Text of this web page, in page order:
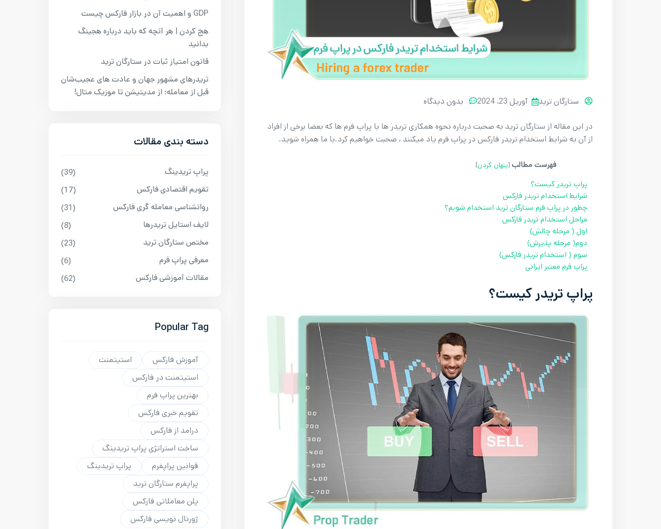
ستارگان ترید آوریل 23, 2024 بدون دیدگاه
در این مقاله از ستارگان ترید به صحبت درباره نحوه همکاری تریدر ها با پراپ فرم ها که بعضا برخی از افراد
از آن به شرایط استخدام تریدر فارکس در پراپ فرم یاد میکنند ، صحبت خواهیم کرد.با ما همراه شوید.
فهرست مطالب [پنهان کردن]
پراپ تریدر کیست؟
شرایط استخدام تریدر فارکس
چطور در پراپ فرم ستارگان ترید استخدام شویم؟
مراحل استخدام تریدر فارکس
اول ( مرحله چالش)
دوم( مرحله پذیرش)
سوم ( استخدام تریدر فارکس)
پراپ فرم معتبر ایرانی
پراپ تریدر کیست؟
GDP و اهمیت آن در بازار فارکس چیست
هج کردن | هر آنچه که باید درباره هجینگ
بدانید
قانون امتیاز ثبات در ستارگان ترید
تریدرهای مشهور جهان و عادت‌ های عجیب‌شان
قبل از معامله: از مدیتیشن تا موزیک متال!
دسته بندی مقالات
پراپ تریدینگ
(39)
تقویم اقتصادی فارکس
(17)
روانشناسی معامله گری فارکس
(31)
لایف استایل تریدرها
(8)
مختص ستارگان ترید
(23)
معرفی پراپ فرم
(6)
مقالات آموزشی فارکس
(62)
Popular Tag
آموزش فارکس
استیتمنت
استیتمنت در فارکس
بهترین پراپ فرم
تقویم خبری فارکس
درامد از فارکس
ساخت استراتژی پراپ تریدینگ
قوانین پراپفرم
پراپ تریدینگ
پراپفرم ستارگان ترید
پلن معاملاتی فارکس
ژورنال نویسی فارکس